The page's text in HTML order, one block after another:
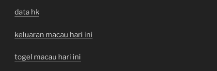
data hk
keluaran macau hari ini
togel macau hari ini